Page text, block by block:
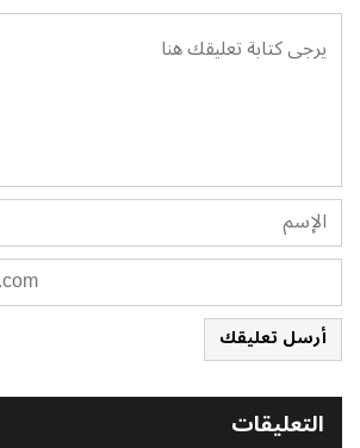
أرسل تعليقك
التعليقات